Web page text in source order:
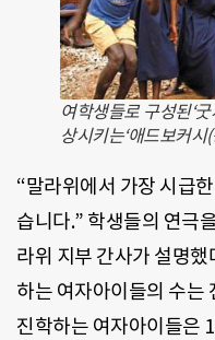
여학생들로 구성된‘
상시키는‘애드보커시
“말라위에서 가장 시급
습니다.” 학생들의 연극
라위 지부 간사가 설명
하는 여자아이들의 수는
진학하는 여자아이들은